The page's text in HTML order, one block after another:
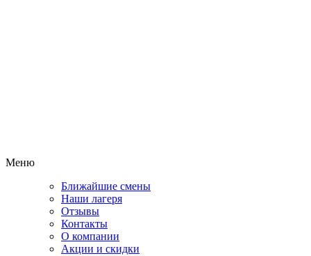
Меню
Ближайшие смены
Наши лагеря
Отзывы
Контакты
О компании
Акции и скидки